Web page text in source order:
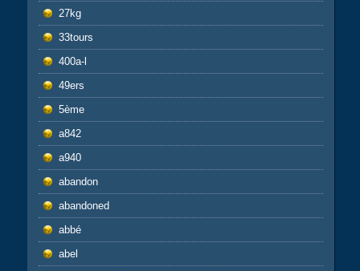
27kg
33tours
400a-l
49ers
5ème
a842
a940
abandon
abandoned
abbé
abel